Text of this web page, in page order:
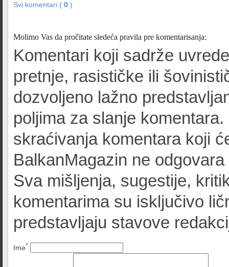
Svi komentari ( 0 )
Molimo Vas da pročitate sledeća pravila pre komentarisanja:
Komentari koji sadrže
pretnje, rasističke ili
dozvoljeno lažno
poljima za slanje
skraćivanja komentara koji
BalkanMagazin ne
Sva mišljenja, sugestije,
komentarima su isključivo
predstavljaju stavove
Ime*